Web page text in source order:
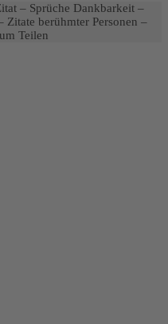
– Sprüche Dankbarkeit –
Zitate berühmter Personen –
Teilen